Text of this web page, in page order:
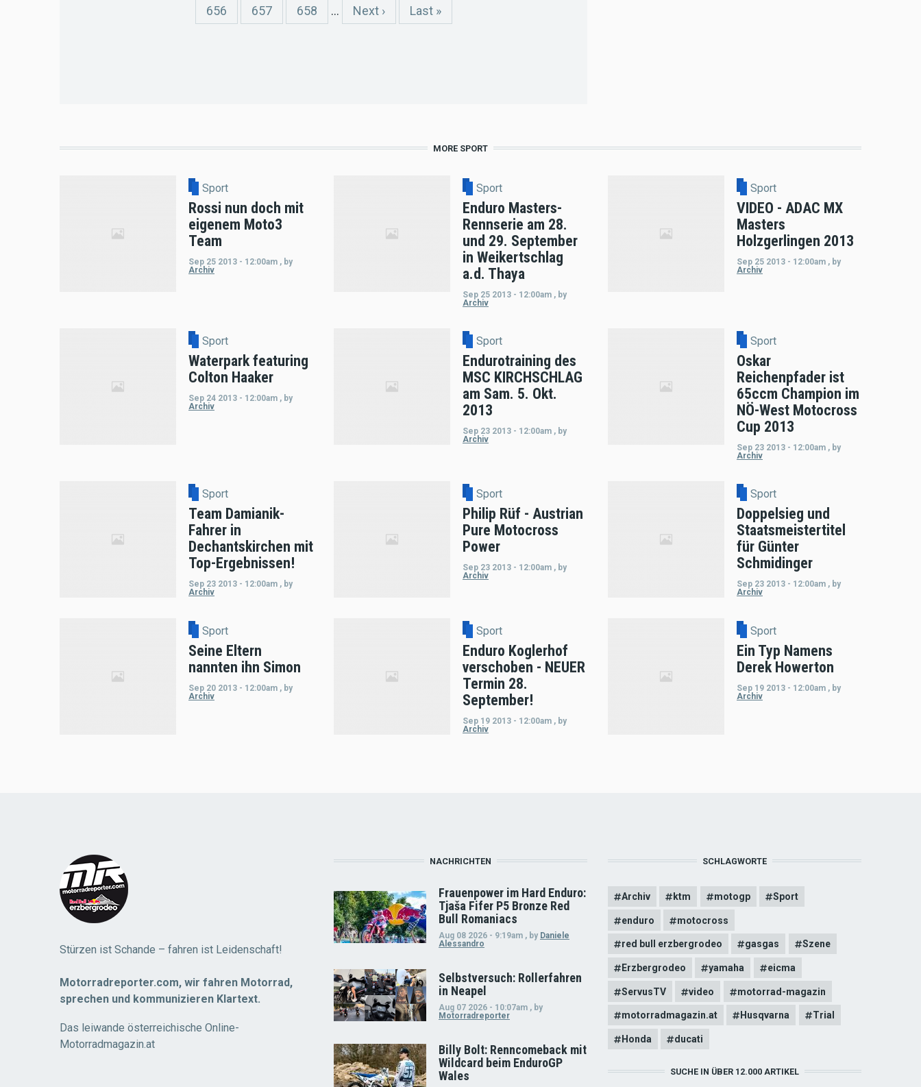
Page
656 Page
657 Page
658 …
Next
Next ›
Last
Last »
MORE SPORT
Sport
Rossi nun doch mit
eigenem Moto3
Team
Sep 25 2013 - 12:00am , by
Archiv
Sport
Enduro Masters-
Rennserie am 28.
und 29. September
in Weikertschlag
a.d. Thaya
Sep 25 2013 - 12:00am , by
Archiv
Sport
VIDEO - ADAC MX
Masters
Holzgerlingen 2013
Sep 25 2013 - 12:00am , by
Archiv
Sport
Waterpark featuring
Colton Haaker
Sep 24 2013 - 12:00am , by
Archiv
Sport
Endurotraining des
MSC KIRCHSCHLAG
am Sam. 5. Okt.
2013
Sep 23 2013 - 12:00am , by
Archiv
Sport
Oskar
Reichenpfader ist
65ccm Champion im
NÖ-West Motocross
Cup 2013
Sep 23 2013 - 12:00am , by
Archiv
Sport
Team Damianik-
Fahrer in
Dechantskirchen mit
Top-Ergebnissen!
Sep 23 2013 - 12:00am , by
Archiv
Sport
Philip Rüf - Austrian
Pure Motocross
Power
Sep 23 2013 - 12:00am , by
Archiv
Sport
Doppelsieg und
Staatsmeistertitel
für Günter
Schmidinger
Sep 23 2013 - 12:00am , by
Archiv
Sport
Seine Eltern
nannten ihn Simon
Sep 20 2013 - 12:00am , by
Archiv
Sport
Enduro Koglerhof
verschoben - NEUER
Termin 28.
September!
Sep 19 2013 - 12:00am , by
Archiv
Sport
Ein Typ Namens
Derek Howerton
Sep 19 2013 - 12:00am , by
Archiv
Stürzen ist Schande – fahren ist Leidenschaft!
Motorradreporter.com, wir fahren Motorrad,
sprechen und kommunizieren Klartext.
Das leiwande österreichische Online-
Motorradmagazin.at
NACHRICHTEN
Frauenpower im Hard Enduro:
Tjaša Fifer P5 Bronze Red
Bull Romaniacs
Aug 08 2026 - 9:19am , by Daniele
Alessandro
Selbstversuch: Rollerfahren
in Neapel
Aug 07 2026 - 10:07am , by
Motorradreporter
Billy Bolt: Renncomeback mit
Wildcard beim EnduroGP
Wales
SCHLAGWORTE
Archiv ktm motogp Sport
enduro motocross
red bull erzbergrodeo gasgas Szene
Erzbergrodeo yamaha eicma
ServusTV video motorrad-magazin
motorradmagazin.at Husqvarna Trial
Honda ducati
SUCHE IN ÜBER 12.000 ARTIKEL